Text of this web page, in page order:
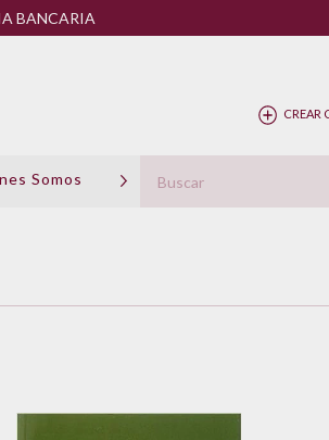
BANCARIA
CREAR
Somos Política de Devolución